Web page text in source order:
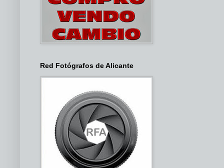
Red Fotógrafos de Alicante